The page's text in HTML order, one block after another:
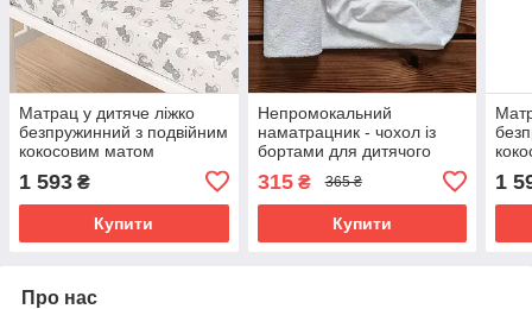
Матрац у дитяче ліжко
безпружинний з подвійним
кокосовим матом
Dreams сірі ведмедики
1 593 ₴
Купити
Непромокальний
наматрацник - чохол із
бортами для дитячого
периметру 120*60*18 см
BST білий
315₴ 365 ₴
Купити
1
Про нас